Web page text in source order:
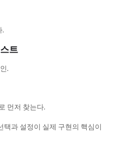
.
트
.
먼저 찾는다.
택과 설정이 실제 구현의 핵심이